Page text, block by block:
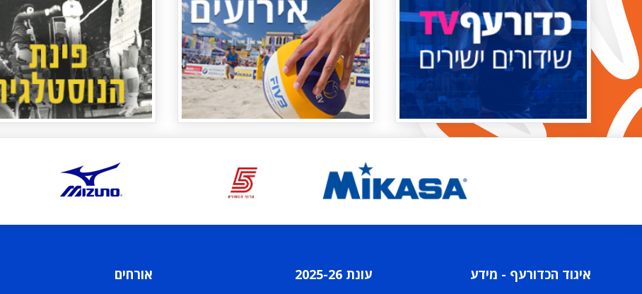
איגוד הכדורעף - מידע עונת 2025-26 אורחים